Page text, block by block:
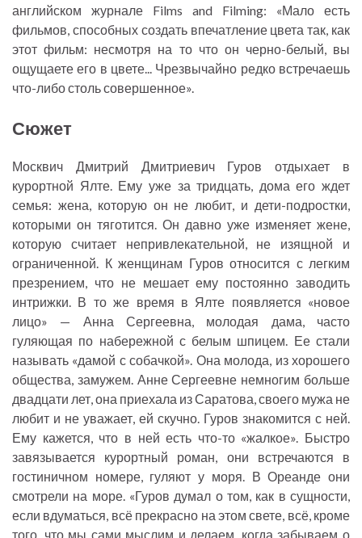
английском журнале Films and Filming: «Мало есть
фильмов, способных создать впечатление цвета так, как
этот фильм: несмотря на то что он черно-белый, вы
ощущаете его в цвете... Чрезвычайно редко встречаешь
что-либо столь совершенное».
Сюжет
Москвич Дмитрий Дмитриевич Гуров отдыхает в
курортной Ялте. Ему уже за тридцать, дома его ждет
семья: жена, которую он не любит, и дети-подростки,
которыми он тяготится. Он давно уже изменяет жене,
которую считает непривлекательной, не изящной и
ограниченной. К женщинам Гуров относится с легким
презрением, что не мешает ему постоянно заводить
интрижки. В то же время в Ялте появляется «новое
лицо» — Анна Сергеевна, молодая дама, часто
гуляющая по набережной с белым шпицем. Ее стали
называть «дамой с собачкой». Она молода, из хорошего
общества, замужем. Анне Сергеевне немногим больше
двадцати лет, она приехала из Саратова, своего мужа не
любит и не уважает, ей скучно. Гуров знакомится с ней.
Ему кажется, что в ней есть что-то «жалкое». Быстро
завязывается курортный роман, они встречаются в
гостиничном номере, гуляют у моря. В Ореанде они
смотрели на море. «Гуров думал о том, как в сущности,
если вдуматься, всё прекрасно на этом свете, всё, кроме
того, что мы сами мыслим и делаем, когда забываем о